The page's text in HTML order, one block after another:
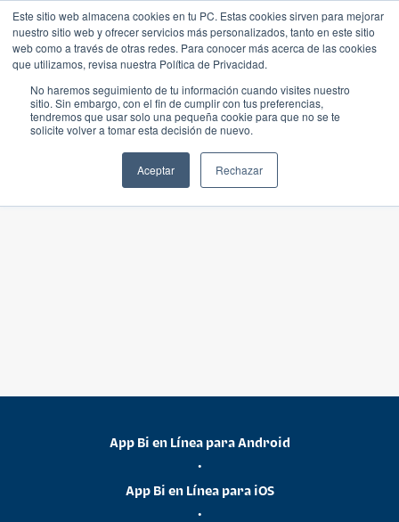
Este sitio web almacena cookies en tu PC. Estas cookies sirven para mejorar
nuestro sitio web y ofrecer servicios más personalizados, tanto en este sitio
web como a través de otras redes. Para conocer más acerca de las cookies
que utilizamos, revisa nuestra Política de Privacidad.
No haremos seguimiento de tu información cuando visites nuestro
sitio. Sin embargo, con el fin de cumplir con tus preferencias,
tendremos que usar solo una pequeña cookie para que no se te
solicite volver a tomar esta decisión de nuevo.
Aceptar Rechazar
App Bi en Línea para Android
•
App Bi en Línea para iOS
•